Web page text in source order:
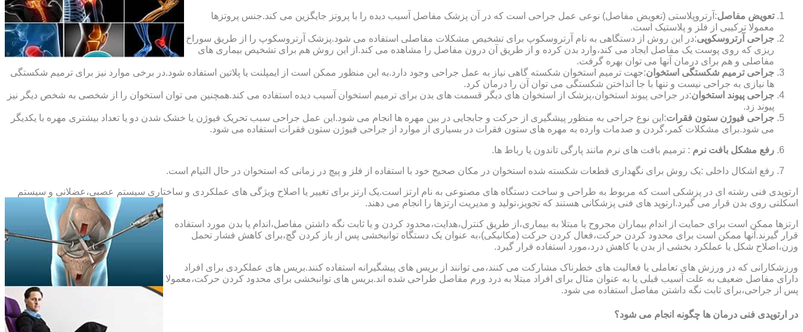
تعویض مفاصل:آرتروپلاستی (تعویض مفاصل) نوعی عمل جراحی است که در آن پزشک مفاصل آسیب دیده را با پروتز جایگزین می کند.جنس پروتزها
معمولا ترکیبی از فلز و پلاستیک است.
جراحی آرتروسکوپی:در این روش از دستگاهی به نام آرتروسکوپ برای تشخیص مشکلات مفاصلی استفاده می شود.پزشک آرتروسکوپ را از طریق سوراخ
ریزی که روی پوست یک مفاصل ایجاد می کند،وارد بدن کرده و از طریق آن درون مفاصل را مشاهده می کند.از این روش هم برای تشخیص بیماری های
مفاصلی و هم برای درمان آنها می توان بهره گرفت.
جراحی ترمیم شکستگی استخوان:جهت ترمیم استخوان شکسته گاهی نیاز به عمل جراحی وجود دارد.به این منظور ممکن است از ایمپلنت یا پلاتین استفاده شود.در برخی موارد نیز برای ترمیم شکستگی
ها نیازی به جراحی نیست و تنها با جا انداختن شکستگی می توان آن را درمان کرد.
جراحی پیوند استخوان:در جراحی پیوند استخوان،پزشک از استخوان های دیگر قسمت های بدن برای ترمیم استخوان آسیب دیده استفاده می کند.همچنین می توان استخوان را از شخصی به شخص دیگر نیز
پیوند زد.
جراحی فیوژن ستون فقرات:این نوع جراحی به منظور پیشگیری از حرکت و جابجایی در بین مهره ها انجام می شود.این عمل جراحی سبب تحریک فیوژن یا خشک شدن دو یا تعداد بیشتری مهره با یکدیگر
می شود.برای مشکلات کمر،گردن و صدمات وارده به مهره های ستون فقرات در بسیاری از موارد از جراحی فیوژن ستون فقرات استفاده می شود.
رفع مشکل بافت نرم : ترمیم بافت های نرم مانند پارگی تاندون یا رباط ها.
رفع اشکال داخلی :یک روش برای نگهداری قطعات شکسته شده استخوان در مکان صحیح خود با استفاده از فلز و پیچ در زمانی که استخوان در حال التیام است.
ارتوپدی فنی رشته ای در پزشکی است که مربوط به طراحی و ساخت دستگاه های مصنوعی به نام ارتز است.یک ارتز برای تغییر یا اصلاح ویژگی های عملکردی و ساختاری سیستم عصبی،عضلانی و سیستم
اسکلتی روی بدن قرار می گیرد.ارتوپد های فنی پزشکانی هستند که تجویز،تولید و مدیریت ارتزها را انجام می دهند.
ارتزها ممکن است برای حمایت از اندام بیماران مجروح یا مبتلا به بیماری،از طریق کنترل،هدایت،محدود کردن و یا ثابت نگه داشتن مفاصل،اندام یا بدن مورد استفاده
قرار گیرند.آنها ممکن است برای محدود کردن حرکت،فعال کردن حرکت (مکانیکی)،به عنوان یک دستگاه توانبخشی پس از باز کردن گچ،برای کاهش فشار تحمل
وزن،اصلاح شکل یا عملکرد بخشی از بدن یا کاهش درد،مورد استفاده قرار گیرد.
ورزشکارانی که در ورزش های تعاملی یا فعالیت های خطرناک مشارکت می کنند،می توانند از بریس های پیشگیرانه استفاده کنند.بریس های عملکردی برای افراد
دارای مفاصل ضعیف به علت آسیب قبلی یا به عنوان مثال برای افراد مبتلا به درد ورم مفاصل طراحی شده اند.بریس های توانبخشی برای محدود کردن حرکت،معمولا
پس از جراحی،برای ثابت نگه داشتن مفاصل استفاده می شود.
در ارتوپدی فنی درمان ها چگونه انجام می شود؟